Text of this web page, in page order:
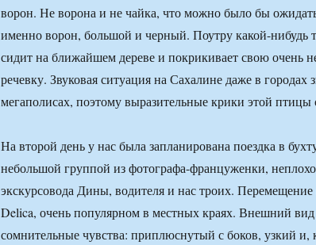
ворон. Не ворона и не чайка, что можно было бы
именно ворон, большой и черный. Поутру какой-нибудь
сидит на ближайшем дереве и покрикивает свою очень
речевку. Звуковая ситуация на Сахалине даже в городах
мегаполисах, поэтому выразительные крики этой
На второй день у нас была запланирована поездка в
небольшой группой из фотографа-француженки,
экскурсовода Дины, водителя и нас троих.
Delica, очень популярном в местных краях. Внешний вид
сомнительные чувства: приплюснутый с боков, узкий и,